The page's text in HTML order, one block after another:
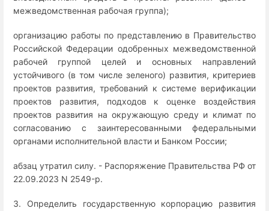
межведомственная рабочая группа);
организацию работы по представлению в Правительство
Российской Федерации одобренных межведомственной
рабочей группой целей и основных направлений
устойчивого (в том числе зеленого) развития, критериев
проектов развития, требований к системе верификации
проектов развития, подходов к оценке воздействия
проектов развития на окружающую среду и климат по
согласованию с заинтересованными федеральными
органами исполнительной власти и Банком России;
абзац утратил силу. - Распоряжение Правительства РФ от
22.09.2023 N 2549-р.
3. Определить государственную корпорацию развития